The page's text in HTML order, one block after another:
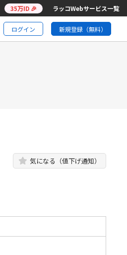
35万ID 🎉 ラッコWebサービス一覧
ログイン 新規登録（無料）
気になる（値下げ通知）